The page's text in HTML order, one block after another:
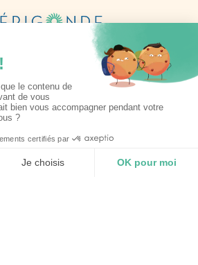
complètes
9 Rue du Stade